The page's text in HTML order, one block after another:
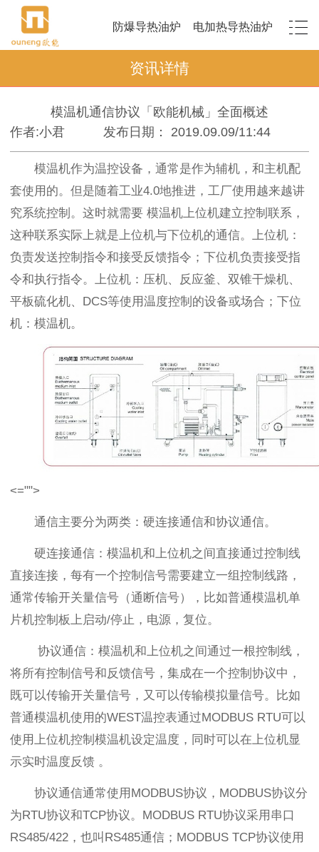
防爆导热油炉 电加热导热油炉
资讯详情
模温机通信协议「欧能机械」全面概述
作者:小君
发布日期： 2019.09.09/11:44
模温机作为温控设备，通常是作为辅机，和主机配
套使用的。但是随着工业4.0地推进，工厂使用越来越讲
究系统控制。这时就需要 模温机上位机建立控制联系，
这种联系实际上就是上位机与下位机的通信。上位机：
负责发送控制指令和接受反馈指令；下位机负责接受指
令和执行指令。上位机：压机、反应釜、双锥干燥机、
平板硫化机、DCS等使用温度控制的设备或场合；下位
机：模温机。
<="">
通信主要分为两类：硬连接通信和协议通信。
硬连接通信：模温机和上位机之间直接通过控制线
直接连接，每有一个控制信号需要建立一组控制线路，
通常传输开关量信号（通断信号），比如普通模温机单
片机控制板上启动/停止，电源，复位。
协议通信：模温机和上位机之间通过一根控制线，
将所有控制信号和反馈信号，集成在一个控制协议中，
既可以传输开关量信号，又可以传输模拟量信号。比如
普通模温机使用的WEST温控表通过MODBUS RTU可以
使用上位机控制模温机设定温度，同时可以在上位机显
示实时温度反馈 。
协议通信通常使用MODBUS协议，MODBUS协议分
为RTU协议和TCP协议。MODBUS RTU协议采用串口
RS485/422，也叫RS485通信；MODBUS TCP协议使用